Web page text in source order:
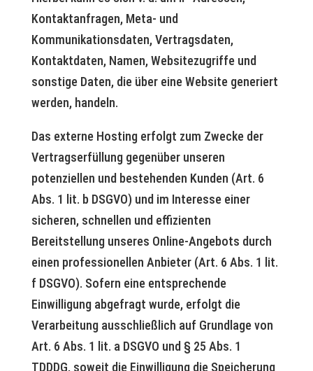
Kontaktanfragen, Meta- und
Kommunikationsdaten, Vertragsdaten,
Kontaktdaten, Namen, Websitezugriffe und
sonstige Daten, die über eine Website generiert
werden, handeln.
Das externe Hosting erfolgt zum Zwecke der
Vertragserfüllung gegenüber unseren
potenziellen und bestehenden Kunden (Art. 6
Abs. 1 lit. b DSGVO) und im Interesse einer
sicheren, schnellen und effizienten
Bereitstellung unseres Online-Angebots durch
einen professionellen Anbieter (Art. 6 Abs. 1 lit.
f DSGVO). Sofern eine entsprechende
Einwilligung abgefragt wurde, erfolgt die
Verarbeitung ausschließlich auf Grundlage von
Art. 6 Abs. 1 lit. a DSGVO und § 25 Abs. 1
TDDDG, soweit die Einwilligung die Speicherung